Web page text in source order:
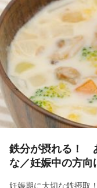
鉄分が摂れる！
な／妊娠中の方向
妊娠期に大切な鉄摂取！